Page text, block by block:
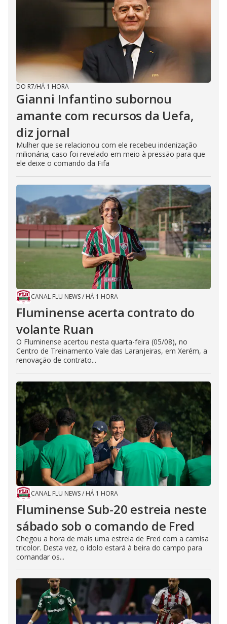
DO R7/HÁ 1 HORA
Gianni Infantino subornou
amante com recursos da Uefa,
diz jornal
Mulher que se relacionou com ele recebeu indenização
milionária; caso foi revelado em meio à pressão para que
ele deixe o comando da Fifa
CANAL FLU NEWS/ HÁ 1 HORA
Fluminense acerta contrato do
volante Ruan
O Fluminense acertou nesta quarta-feira (05/08), no
Centro de Treinamento Vale das Laranjeiras, em Xerém, a
renovação de contrato...
CANAL FLU NEWS/ HÁ 1 HORA
Fluminense Sub-20 estreia neste
sábado sob o comando de Fred
Chegou a hora de mais uma estreia de Fred com a camisa
tricolor. Desta vez, o ídolo estará à beira do campo para
comandar os...